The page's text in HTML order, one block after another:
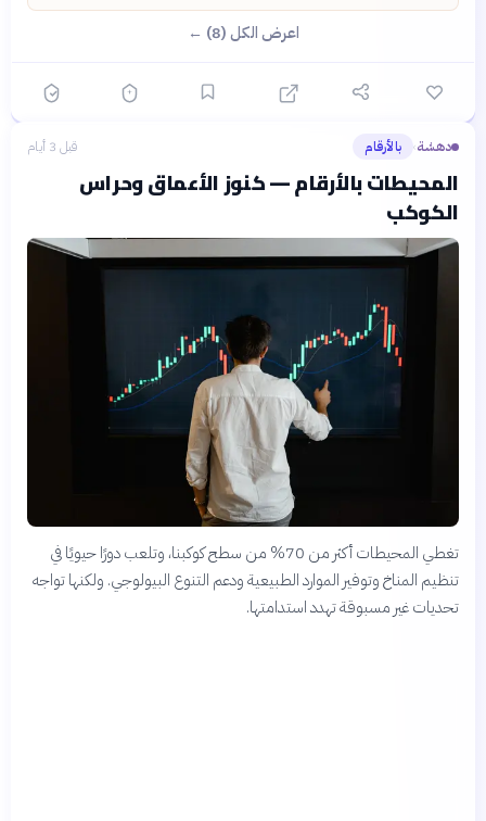
اعرض الكل (8) ←
دهشة› بالأرقام قبل 3 أيام
المحيطات بالأرقام — كنوز الأعماق وحراس
الكوكب
تغطي المحيطات أكثر من 70% من سطح كوكبنا، وتلعب دورًا حيويًا في
تنظيم المناخ وتوفير الموارد الطبيعية ودعم التنوع البيولوجي. ولكنها تواجه
تحديات غير مسبوقة تهدد استدامتها.